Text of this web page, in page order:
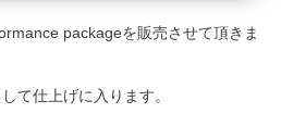
packageを販売させて頂きま
て仕上げに入ります。